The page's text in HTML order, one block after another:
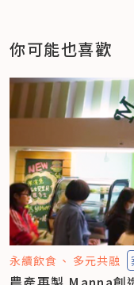
你可能也喜歡
永續飲食 多元共融